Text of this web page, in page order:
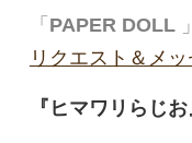
「 PAPER DOLL 」
リクエスト＆メ
『ヒマワリらじ